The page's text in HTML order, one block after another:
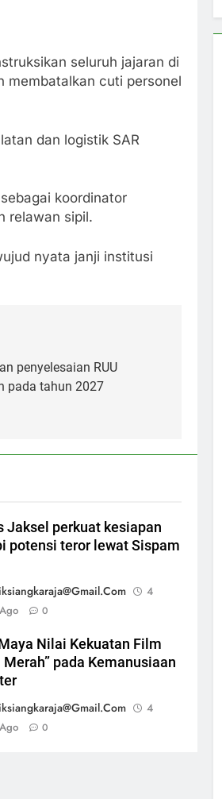
seluruh jajaran di
membatalkan cuti personel
dan logistik SAR
koordinator
relawan sipil.
nyata janji institusi
penyelesaian RUU
pada tahun 2027
Jaksel perkuat kesiapan
potensi teror lewat Sispam
4
0
Nilai Kekuatan Film
Merah” pada Kemanusiaan
4
0